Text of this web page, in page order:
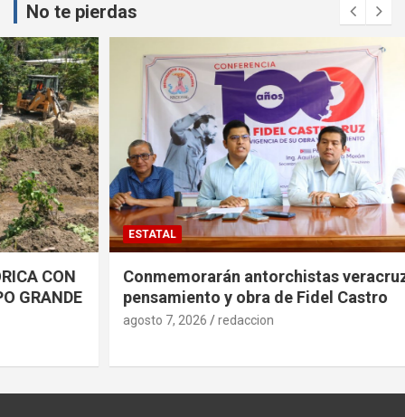
No te pierdas
ESTATAL
Conmemorarán antorchistas veracruzanos
pensamiento y obra de Fidel Castro
redaccion